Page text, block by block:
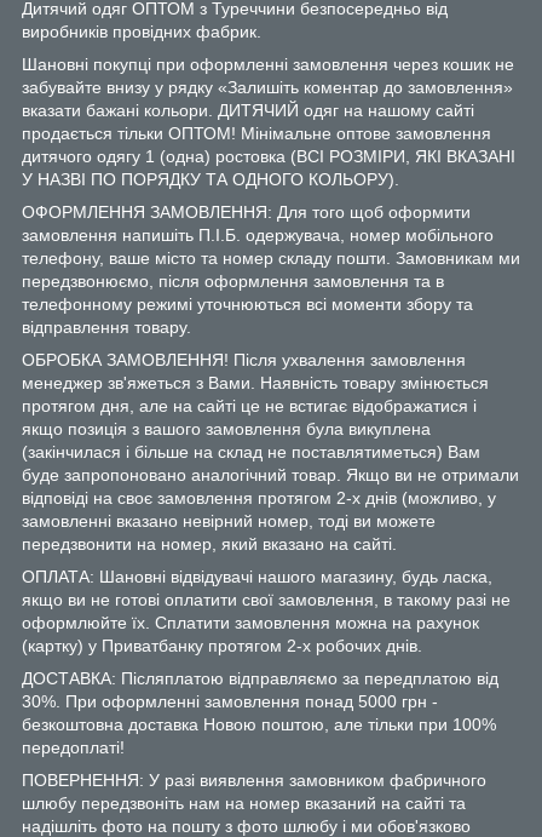
Дитячий одяг ОПТОМ з Туреччини безпосередньо від
виробників провідних фабрик.
Шановні покупці при оформленні замовлення через кошик не
забувайте внизу у рядку «Залишіть коментар до замовлення»
вказати бажані кольори. ДИТЯЧИЙ одяг на нашому сайті
продається тільки ОПТОМ! Мінімальне оптове замовлення
дитячого одягу 1 (одна) ростовка (ВСІ РОЗМІРИ, ЯКІ ВКАЗАНІ
У НАЗВІ ПО ПОРЯДКУ ТА ОДНОГО КОЛЬОРУ).
ОФОРМЛЕННЯ ЗАМОВЛЕННЯ: Для того щоб оформити
замовлення напишіть П.І.Б. одержувача, номер мобільного
телефону, ваше місто та номер складу пошти. Замовникам ми
передзвонюємо, після оформлення замовлення та в
телефонному режимі уточнюються всі моменти збору та
відправлення товару.
ОБРОБКА ЗАМОВЛЕННЯ! Після ухвалення замовлення
менеджер зв'яжеться з Вами. Наявність товару змінюється
протягом дня, але на сайті це не встигає відображатися і
якщо позиція з вашого замовлення була викуплена
(закінчилася і більше на склад не поставлятиметься) Вам
буде запропоновано аналогічний товар. Якщо ви не отримали
відповіді на своє замовлення протягом 2-х днів (можливо, у
замовленні вказано невірний номер, тоді ви можете
передзвонити на номер, який вказано на сайті.
ОПЛАТА: Шановні відвідувачі нашого магазину, будь ласка,
якщо ви не готові оплатити свої замовлення, в такому разі не
оформлюйте їх. Сплатити замовлення можна на рахунок
(картку) у Приватбанку протягом 2-х робочих днів.
ДОСТАВКА: Післяплатою відправляємо за передплатою від
30%. При оформленні замовлення понад 5000 грн -
безкоштовна доставка Новою поштою, але тільки при 100%
передоплаті!
ПОВЕРНЕННЯ: У разі виявлення замовником фабричного
шлюбу передзвоніть нам на номер вказаний на сайті та
надішліть фото на пошту з фото шлюбу і ми обов'язково